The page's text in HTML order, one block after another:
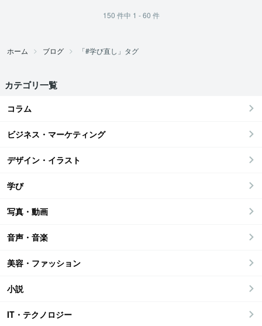
150 件中 1 - 60 件
ホーム ブログ 「#学び直し」タグ
カテゴリ一覧
コラム
ビジネス・マーケティング
デザイン・イラスト
学び
写真・動画
音声・音楽
美容・ファッション
小説
IT・テクノロジー